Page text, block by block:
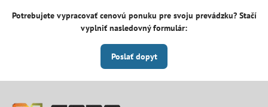
Potrebujete vypracovať cenovú ponuku pre svoju prevádzku? Stačí
vyplniť nasledovný formulár:
Poslať dopyt